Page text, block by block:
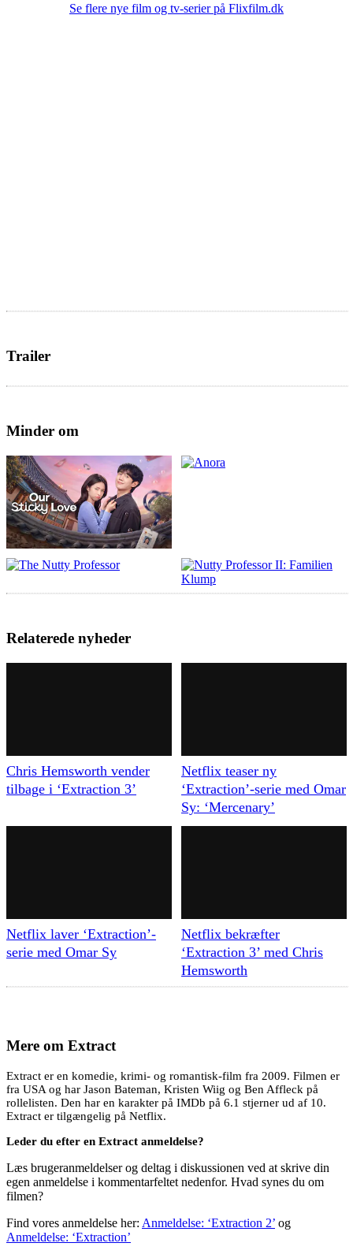
Se flere nye film og tv-serier på Flixfilm.dk
Trailer
Minder om
Relaterede nyheder
Chris Hemsworth vender
tilbage i ‘Extraction 3’
Netflix teaser ny
‘Extraction’-serie med Omar
Sy: ‘Mercenary’
Netflix laver ‘Extraction’-
serie med Omar Sy
Netflix bekræfter
‘Extraction 3’ med Chris
Hemsworth
Mere om Extract
Extract er en komedie, krimi- og romantisk-film fra 2009. Filmen er
fra USA og har Jason Bateman, Kristen Wiig og Ben Affleck på
rollelisten. Den har en karakter på IMDb på 6.1 stjerner ud af 10.
Extract er tilgængelig på Netflix.
Leder du efter en Extract anmeldelse?
Læs brugeranmeldelser og deltag i diskussionen ved at skrive din
egen anmeldelse i kommentarfeltet nedenfor. Hvad synes du om
filmen?
Find vores anmeldelse her: Anmeldelse: ‘Extraction 2’ og
Anmeldelse: ‘Extraction’